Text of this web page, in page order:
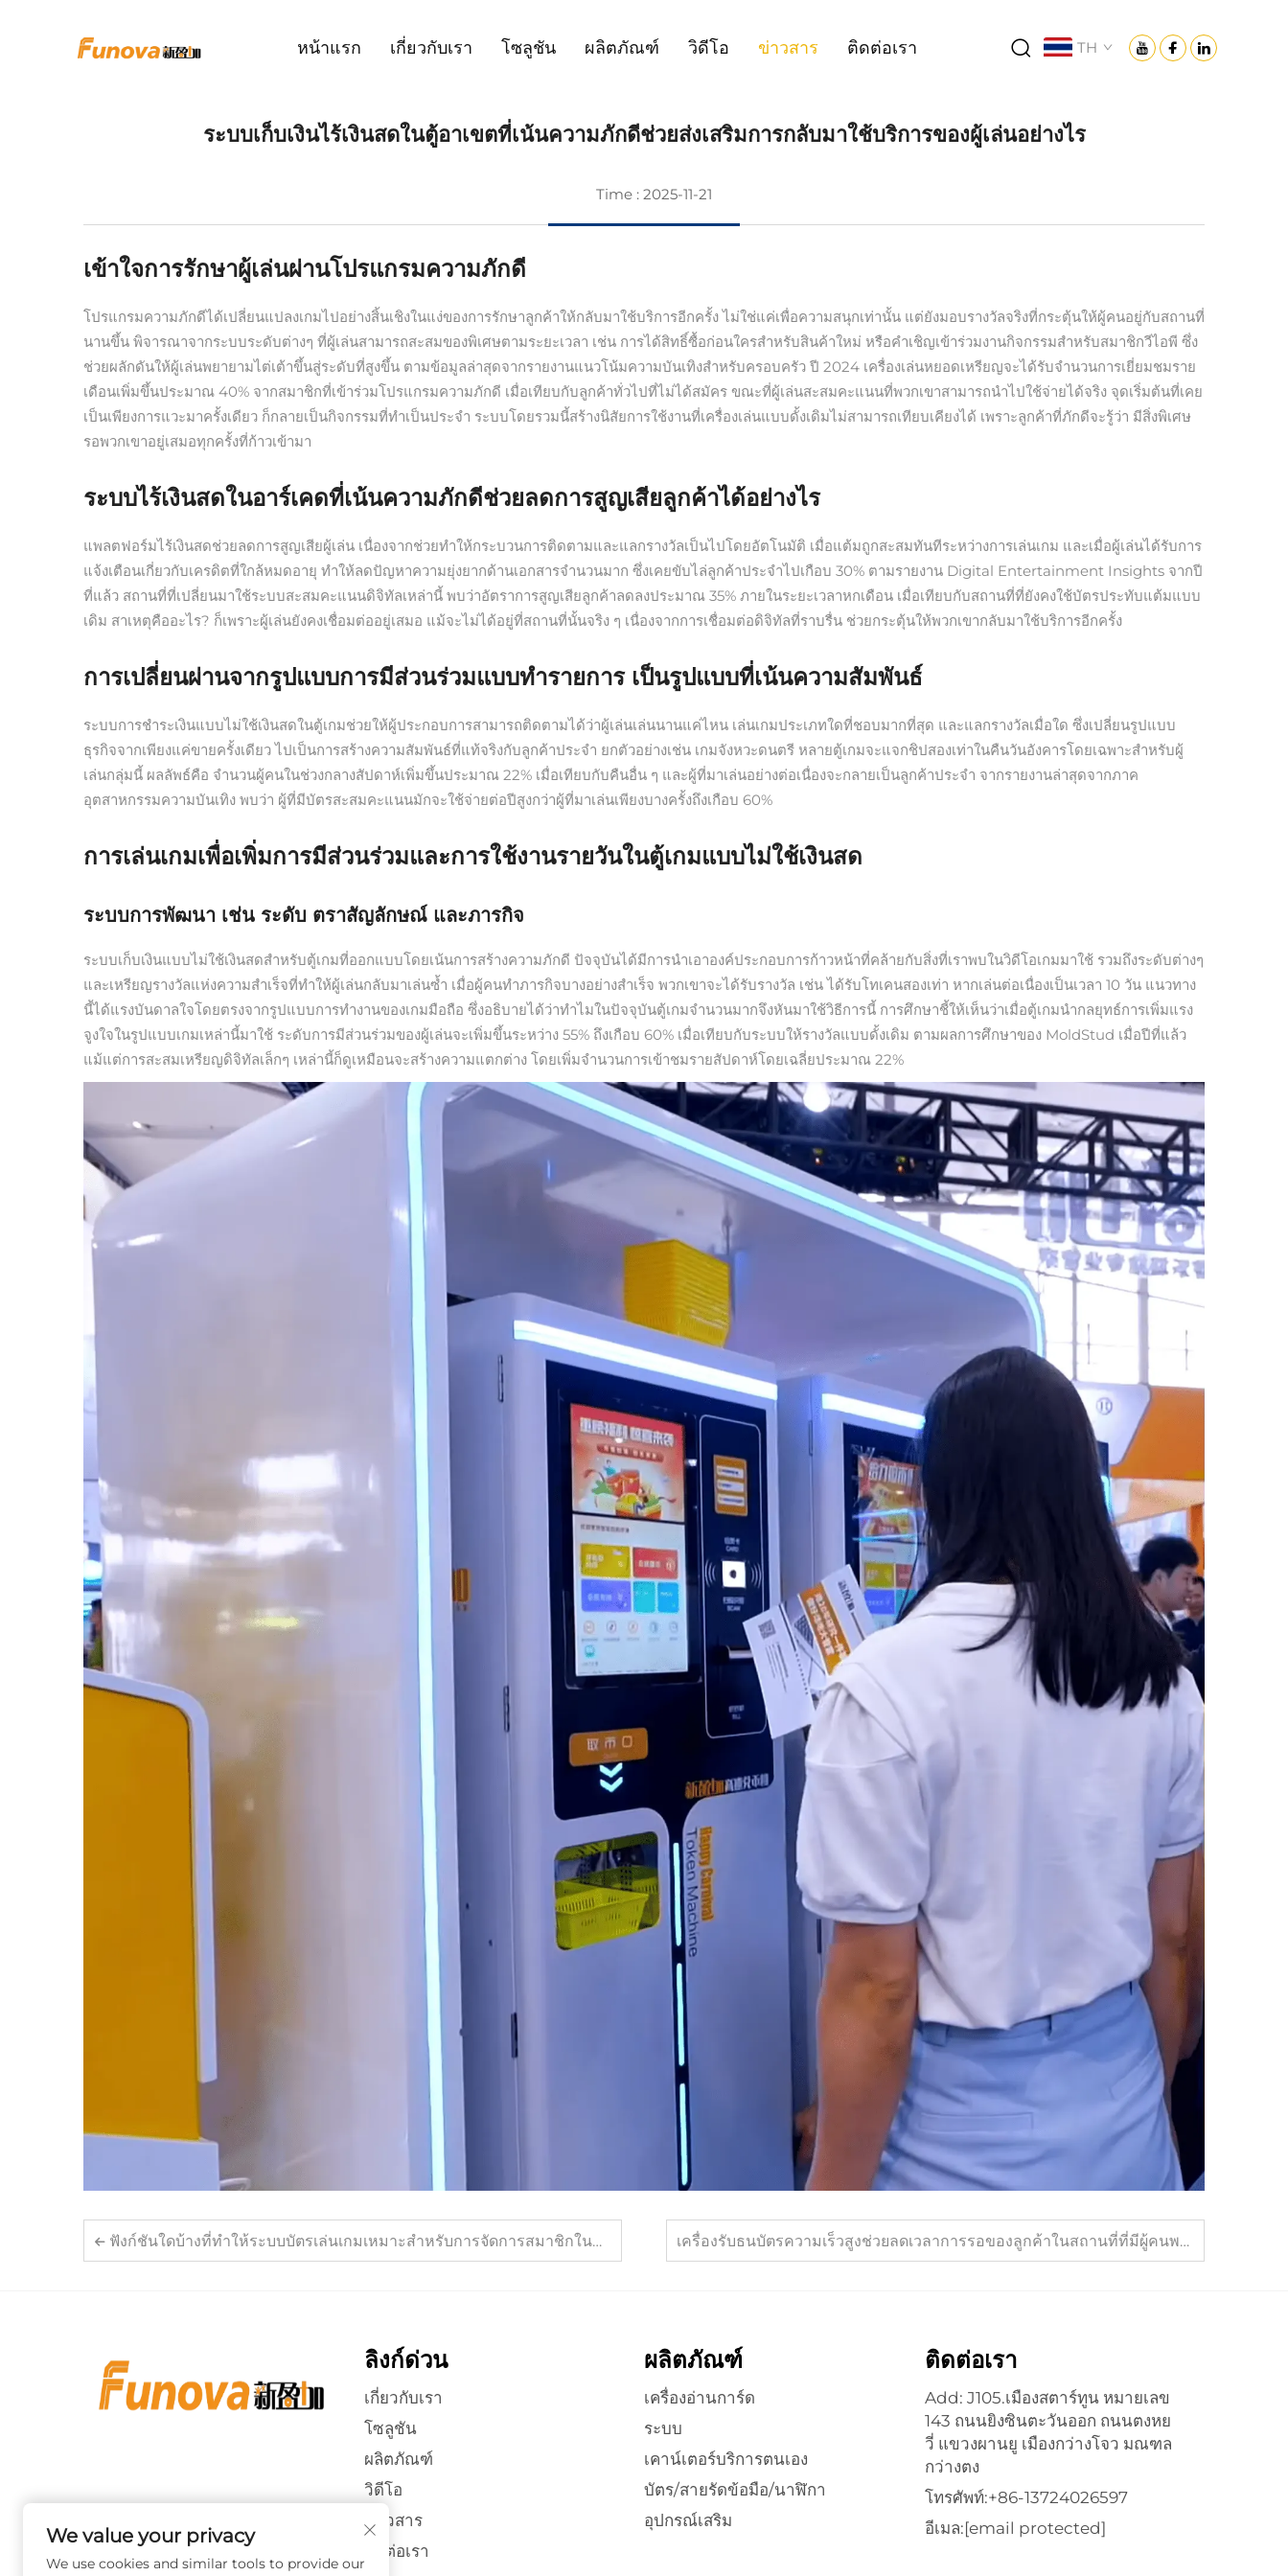
หน้าแรก เกี่ยวกับเรา โซลูชัน ผลิตภัณฑ์ วิดีโอ ข่าวสาร ติดต่อเรา TH
ระบบเก็บเงินไร้เงินสดในตู้อาเขตที่เน้นความภักดีช่วยส่งเสริมการกลับมาใช้บริการของผู้เล่นอย่างไร
Time : 2025-11-21
เข้าใจการรักษาผู้เล่นผ่านโปรแกรมความภักดี
โปรแกรมความภักดีได้เปลี่ยนแปลงเกมไปอย่างสิ้นเชิงในแง่ของการรักษาลูกค้าให้กลับมาใช้บริการอีกครั้ง ไม่ใช่แค่เพื่อความสนุกเท่านั้น แต่ยังมอบรางวัลจริงที่กระตุ้นให้ผู้คนอยู่กับสถานที่
นานขึ้น พิจารณาจากระบบระดับต่างๆ ที่ผู้เล่นสามารถสะสมของพิเศษตามระยะเวลา เช่น การได้สิทธิ์ซื้อก่อนใครสำหรับสินค้าใหม่ หรือคำเชิญเข้าร่วมงานกิจกรรมสำหรับสมาชิกวีไอพี ซึ่ง
ช่วยผลักดันให้ผู้เล่นพยายามไต่เต้าขึ้นสู่ระดับที่สูงขึ้น ตามข้อมูลล่าสุดจากรายงานแนวโน้มความบันเทิงสำหรับครอบครัว ปี 2024 เครื่องเล่นหยอดเหรียญจะได้รับจำนวนการเยี่ยมชมราย
เดือนเพิ่มขึ้นประมาณ 40% จากสมาชิกที่เข้าร่วมโปรแกรมความภักดี เมื่อเทียบกับลูกค้าทั่วไปที่ไม่ได้สมัคร ขณะที่ผู้เล่นสะสมคะแนนที่พวกเขาสามารถนำไปใช้จ่ายได้จริง จุดเริ่มต้นที่เคย
เป็นเพียงการแวะมาครั้งเดียว ก็กลายเป็นกิจกรรมที่ทำเป็นประจำ ระบบโดยรวมนี้สร้างนิสัยการใช้งานที่เครื่องเล่นแบบดั้งเดิมไม่สามารถเทียบเคียงได้ เพราะลูกค้าที่ภักดีจะรู้ว่า มีสิ่งพิเศษ
รอพวกเขาอยู่เสมอทุกครั้งที่ก้าวเข้ามา
ระบบไร้เงินสดในอาร์เคดที่เน้นความภักดีช่วยลดการสูญเสียลูกค้าได้อย่างไร
แพลตฟอร์มไร้เงินสดช่วยลดการสูญเสียผู้เล่น เนื่องจากช่วยทำให้กระบวนการติดตามและแลกรางวัลเป็นไปโดยอัตโนมัติ เมื่อแต้มถูกสะสมทันทีระหว่างการเล่นเกม และเมื่อผู้เล่นได้รับการ
แจ้งเตือนเกี่ยวกับเครดิตที่ใกล้หมดอายุ ทำให้ลดปัญหาความยุ่งยากด้านเอกสารจำนวนมาก ซึ่งเคยขับไล่ลูกค้าประจำไปเกือบ 30% ตามรายงาน Digital Entertainment Insights จากปี
ที่แล้ว สถานที่ที่เปลี่ยนมาใช้ระบบสะสมคะแนนดิจิทัลเหล่านี้ พบว่าอัตราการสูญเสียลูกค้าลดลงประมาณ 35% ภายในระยะเวลาหกเดือน เมื่อเทียบกับสถานที่ที่ยังคงใช้บัตรประทับแต้มแบบ
เดิม สาเหตุคืออะไร? ก็เพราะผู้เล่นยังคงเชื่อมต่ออยู่เสมอ แม้จะไม่ได้อยู่ที่สถานที่นั้นจริง ๆ เนื่องจากการเชื่อมต่อดิจิทัลที่ราบรื่น ช่วยกระตุ้นให้พวกเขากลับมาใช้บริการอีกครั้ง
การเปลี่ยนผ่านจากรูปแบบการมีส่วนร่วมแบบทำรายการ เป็นรูปแบบที่เน้นความสัมพันธ์
ระบบการชำระเงินแบบไม่ใช้เงินสดในตู้เกมช่วยให้ผู้ประกอบการสามารถติดตามได้ว่าผู้เล่นเล่นนานแค่ไหน เล่นเกมประเภทใดที่ชอบมากที่สุด และแลกรางวัลเมื่อใด ซึ่งเปลี่ยนรูปแบบ
ธุรกิจจากเพียงแค่ขายครั้งเดียว ไปเป็นการสร้างความสัมพันธ์ที่แท้จริงกับลูกค้าประจำ ยกตัวอย่างเช่น เกมจังหวะดนตรี หลายตู้เกมจะแจกชิปสองเท่าในคืนวันอังคารโดยเฉพาะสำหรับผู้
เล่นกลุ่มนี้ ผลลัพธ์คือ จำนวนผู้คนในช่วงกลางสัปดาห์เพิ่มขึ้นประมาณ 22% เมื่อเทียบกับคืนอื่น ๆ และผู้ที่มาเล่นอย่างต่อเนื่องจะกลายเป็นลูกค้าประจำ จากรายงานล่าสุดจากภาค
อุตสาหกรรมความบันเทิง พบว่า ผู้ที่มีบัตรสะสมคะแนนมักจะใช้จ่ายต่อปีสูงกว่าผู้ที่มาเล่นเพียงบางครั้งถึงเกือบ 60%
การเล่นเกมเพื่อเพิ่มการมีส่วนร่วมและการใช้งานรายวันในตู้เกมแบบไม่ใช้เงินสด
ระบบการพัฒนา เช่น ระดับ ตราสัญลักษณ์ และภารกิจ
ระบบเก็บเงินแบบไม่ใช้เงินสดสำหรับตู้เกมที่ออกแบบโดยเน้นการสร้างความภักดี ปัจจุบันได้มีการนำเอาองค์ประกอบการก้าวหน้าที่คล้ายกับสิ่งที่เราพบในวิดีโอเกมมาใช้ รวมถึงระดับต่างๆ
และเหรียญรางวัลแห่งความสำเร็จที่ทำให้ผู้เล่นกลับมาเล่นซ้ำ เมื่อผู้คนทำภารกิจบางอย่างสำเร็จ พวกเขาจะได้รับรางวัล เช่น ได้รับโทเคนสองเท่า หากเล่นต่อเนื่องเป็นเวลา 10 วัน แนวทาง
นี้ได้แรงบันดาลใจโดยตรงจากรูปแบบการทำงานของเกมมือถือ ซึ่งอธิบายได้ว่าทำไมในปัจจุบันตู้เกมจำนวนมากจึงหันมาใช้วิธีการนี้ การศึกษาชี้ให้เห็นว่าเมื่อตู้เกมนำกลยุทธ์การเพิ่มแรง
จูงใจในรูปแบบเกมเหล่านี้มาใช้ ระดับการมีส่วนร่วมของผู้เล่นจะเพิ่มขึ้นระหว่าง 55% ถึงเกือบ 60% เมื่อเทียบกับระบบให้รางวัลแบบดั้งเดิม ตามผลการศึกษาของ MoldStud เมื่อปีที่แล้ว
แม้แต่การสะสมเหรียญดิจิทัลเล็กๆ เหล่านี้ก็ดูเหมือนจะสร้างความแตกต่าง โดยเพิ่มจำนวนการเข้าชมรายสัปดาห์โดยเฉลี่ยประมาณ 22%
ฟังก์ชันใดบ้างที่ทำให้ระบบบัตรเล่นเกมเหมาะสำหรับการจัดการสมาชิกในตู้อาเขต เครื่องรับธนบัตรความเร็วสูงช่วยลดเวลาการรอของลูกค้าในสถานที่ที่มีผู้คนพลุกพล่านได้อย่างไร
ลิงก์ด่วน
เกี่ยวกับเรา
โซลูชัน
ผลิตภัณฑ์
วิดีโอ
ข่าวสาร
ติดต่อเรา
ผลิตภัณฑ์
เครื่องอ่านการ์ด
ระบบ
เคาน์เตอร์บริการตนเอง
บัตร/สายรัดข้อมือ/นาฬิกา
อุปกรณ์เสริม
ติดต่อเรา
Add: J105.เมืองสตาร์ทูน หมายเลข
143 ถนนยิงซินตะวันออก ถนนตงหย
วี่ แขวงผานยู เมืองกว่างโจว มณฑล
กว่างตง
โทรศัพท์:+86-13724026597
อีเมล:[email protected]
We value your privacy
We use cookies and similar tools to provide our